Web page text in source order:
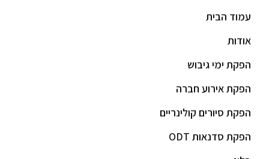
עמוד הבית
אודות
הפקת ימי גיבוש
הפקת אירוע חברה
הפקת סיורים קולינריים
הפקת סדנאות ODT